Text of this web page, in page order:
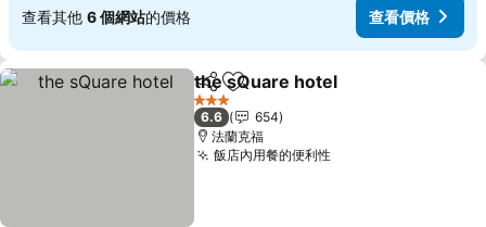
查看其他 6 個網站的價格 查看價格
分享 加入我的最愛
the sQuare hotel
3 星級
6.6
654
法蘭克福
飯店內用餐的便利性